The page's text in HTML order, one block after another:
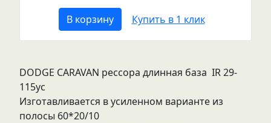
В корзину Купить в 1 клик
DODGE CARAVAN рессора длинная база IR 29-
115ус
Изготавливается в усиленном варианте из
полосы 60*20/10